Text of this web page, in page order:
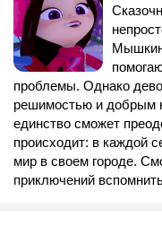
Мышкин
проблемы. Однако
решимостью и добрым
единство сможет
происходит: в каждой
мир в своем городе.
приключений